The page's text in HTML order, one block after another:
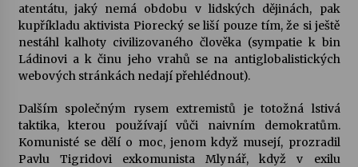
Petr Adamec – Malovaný svět
30. 6. 2026
atentátu, jaký nemá obdobu v lidských dějinách, pak
kupříkladu aktivista Piorecký se liší pouze tím, že si ještě
nestáhl kalhoty civilizovaného člověka (sympatie k bin
Ládinovi a k činu jeho vrahů se na antiglobalistických
webových stránkách nedají přehlédnout).
Dalším společným rysem extremistů je totožná lstivá
taktika, kterou používají vůči naivním demokratům.
Komunisté se dělí o moc, jenom když musejí, prozradil
Pavlu Tigridovi exkomunista Mlynář, když v exilu